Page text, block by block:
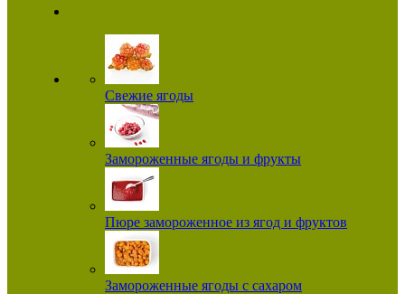
Свежие ягоды
Замороженные ягоды и фрукты
Пюре замороженное из ягод и фруктов
Замороженные ягоды с сахаром